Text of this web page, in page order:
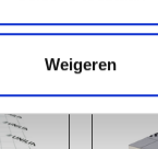
Weigeren